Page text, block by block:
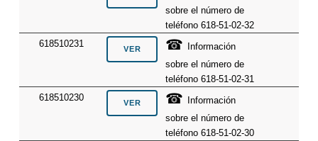
sobre el número de
teléfono 618-51-02-32
618510231
☎
Información
sobre el número de
teléfono 618-51-02-31
618510230
☎
Información
sobre el número de
teléfono 618-51-02-30